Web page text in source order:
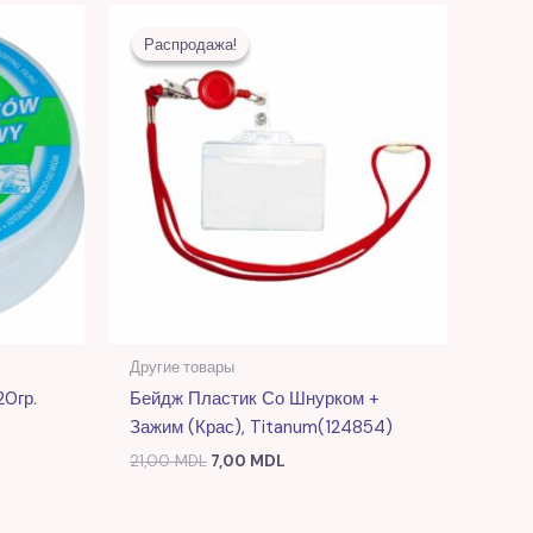
Распродажа!
Распродажа!
Другие товары
Бейдж Пластик Со Шнурком +
Зажим (крас), Titanum(124854)
21,00MDL
цена
составляла
21,00 MDL.
7,00 MDL